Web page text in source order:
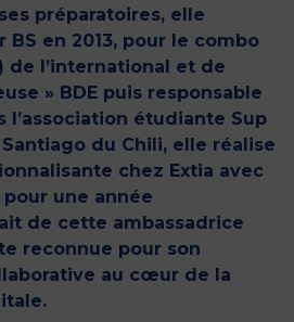
préparatoires, elle
en 2013, pour le combo
l’international et de
» BDE puis responsable
l’association étudiante Sup
Santiago du Chili, elle réalise
chez Extia avec
une année
de cette ambassadrice
reconnue pour son
au cœur de la